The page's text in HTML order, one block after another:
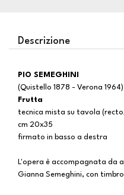
Descrizione
PIO SEMEGHINI
(Quistello 1878 - Verona 1964)
Frutta
tecnica mista su tavola
cm 20x35
firmato in basso a destra
L'opera è accompagnata da
Gianna Semeghini, con